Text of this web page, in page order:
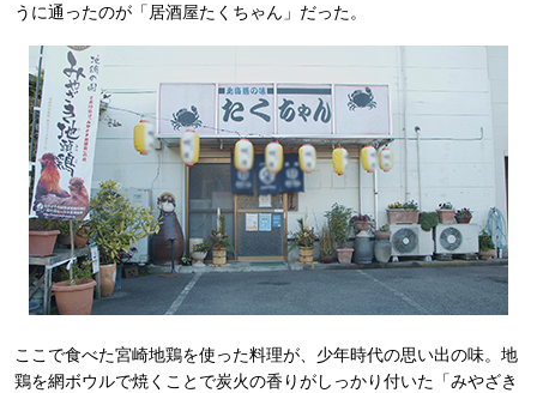
うに通ったのが「居酒屋たくちゃん」だった。
ここで食べた宮崎地鶏を使った料理が、少年時代の思い出の味。地
鶏を網ボウルで焼くことで炭火の香りがしっかり付いた「みやざき